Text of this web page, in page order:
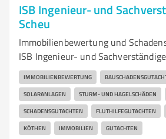
ISB Ingenieur- und
Scheu
Immobilienbewertung und
ISB Ingenieur- und Sachverständige
IMMOBILIENBEWERTUNG
SOLARANLAGEN STURM- UND HAGELSCHÄDEN
SCHADENSGUTACHTEN FLUTHILFEGUTACHTEN
KÖTHEN IMMOBILIEN GUTACHTEN